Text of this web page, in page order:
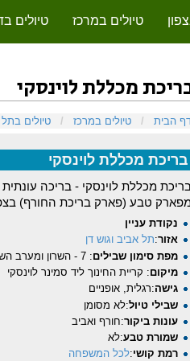
טיולים במרכז טיולים
מכללת לוינסקי
הבית
/ טיולים במרכז / טיולים
בריכת מכללת לוינסקי
מכללת לוינסקי - בריכה
טבע (פארק בריכת החורף)
נקודת עניין
אזור:תל אביב וגוש דן
מפת סימון שבילים: 7 - השרון ומערב השומרון
מיקום: קריית החינוך ליד סמינר לוינסקי
גישה:רגלית, אופניים
שבילי טיול:לא מסומן
עונות ביקור:חורף ואביב
שמורת טבע:לא
רמת קושי:לכל המשפחה